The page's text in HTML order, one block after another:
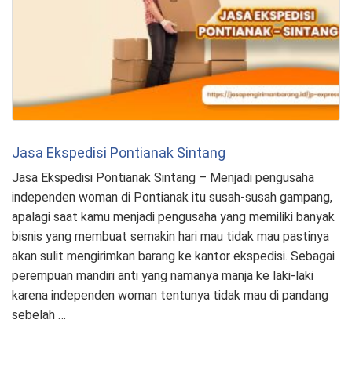
Jasa Ekspedisi Pontianak Sintang
Jasa Ekspedisi Pontianak Sintang – Menjadi pengusaha
independen woman di Pontianak itu susah-susah gampang,
apalagi saat kamu menjadi pengusaha yang memiliki banyak
bisnis yang membuat semakin hari mau tidak mau pastinya
akan sulit mengirimkan barang ke kantor ekspedisi. Sebagai
perempuan mandiri anti yang namanya manja ke laki-laki
karena independen woman tentunya tidak mau di pandang
sebelah …